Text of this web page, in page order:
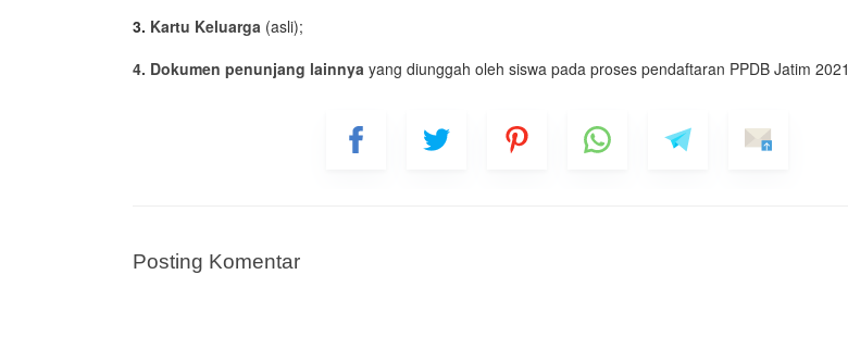
3. Kartu Keluarga (asli);
4. Dokumen penunjang lainnya yang diunggah oleh siswa pada proses pendaftaran PPDB Jatim 2021
Posting Komentar